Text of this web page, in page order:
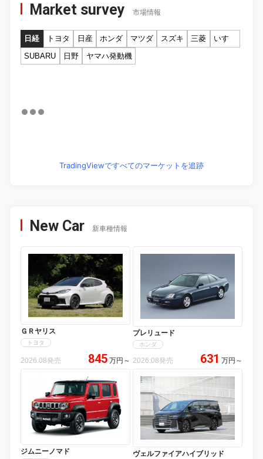
Market survey 市場情報
日経 トヨタ 日産 ホンダ マツダ スズキ 三菱
いすゞ
SUBARU
日野 ヤマハ発動機
TradingViewですべてのマーケットを追跡
New Car 新車種情報
ＧＲヤリス
トヨタ
2026.08発売 845 万円 ～
プレリュード
ホンダ
2026.08発売 631 万円 ～
ジムニーノマド ヴェルファイアハイブリッド